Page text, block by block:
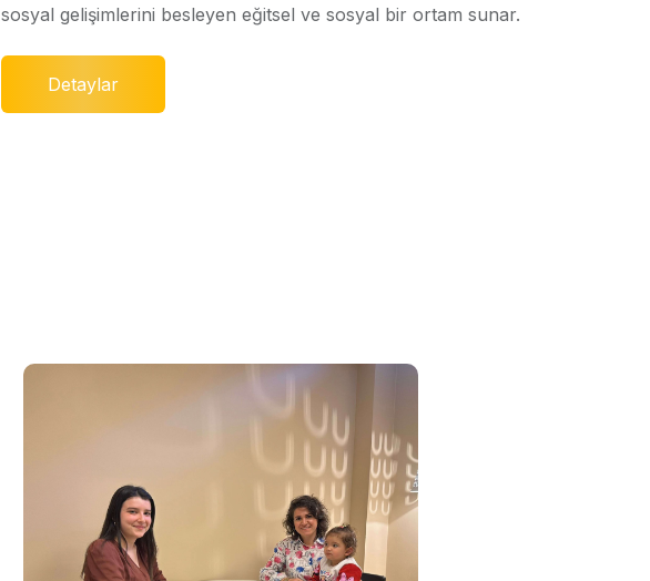
sosyal gelişimlerini besleyen eğitsel ve sosyal bir ortam sunar.
Detaylar